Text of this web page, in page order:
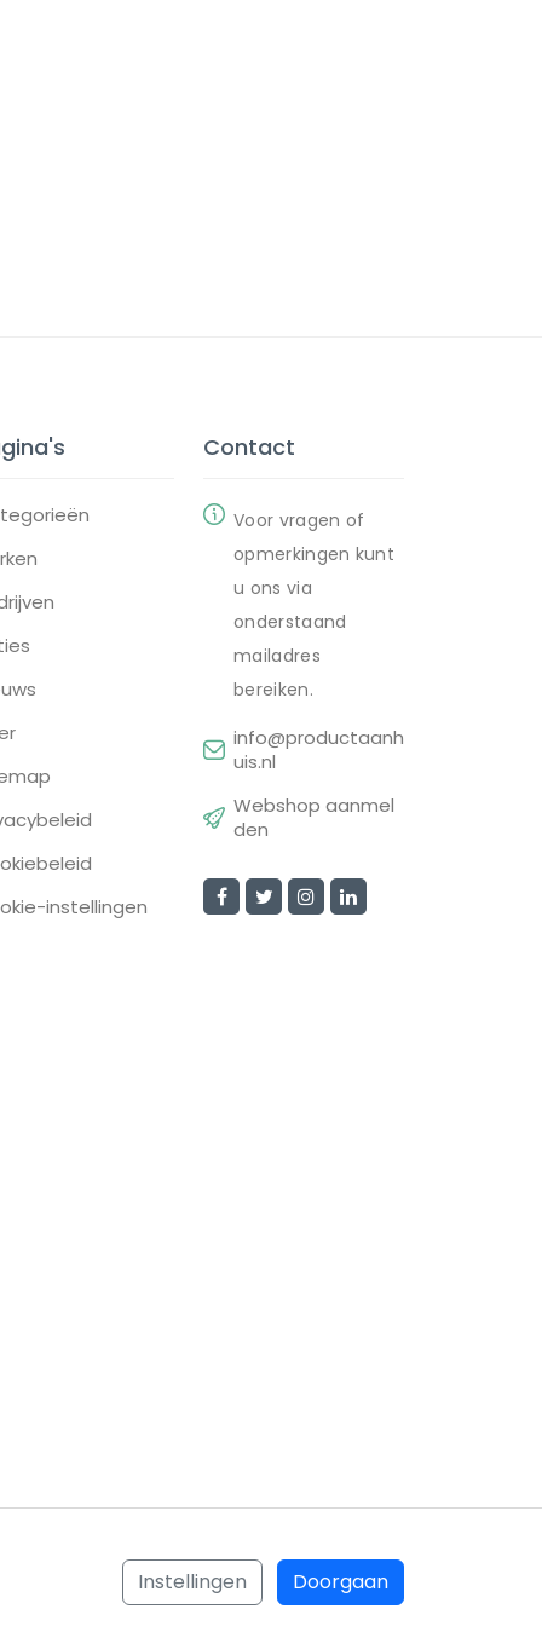
instellingen
Contact
Voor vragen of
opmerkingen kunt
u ons via
onderstaand
mailadres
bereiken.
info@productaanh
uis.nl
Webshop aanmel
den
Instellingen Doorgaan